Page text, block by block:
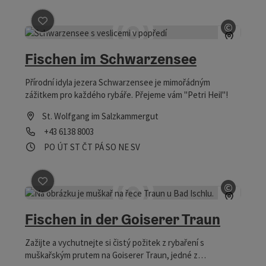
©
otevřít
Označit příspěvek: Fischen im Schwarzensee
Fischen im Schwarzensee
Přírodní idyla jezera Schwarzensee je mimořádným
zážitkem pro každého rybáře. Přejeme vám "Petri Heil"!
St. Wolfgang im Salzkammergut
telefon
+43 6138 8003
Otevírací doba
PO Otevřeno v pondělí
ÚT Otevřeno v úterý
ST Otevřeno ve středu
ČT Otevřeno ve čtvrtek
PÁOtevřeno v pátek
SO Otevřeno v sobotu
NEOtevřeno v neděli
SVOtevřeno o svátcích
©
otevřít
Označit příspěvek : Fischen in der Goiserer Traun
Fischen in der Goiserer Traun
Zažijte a vychutnejte si čistý požitek z rybaření s
muškařským prutem na Goiserer Traun, jedné z